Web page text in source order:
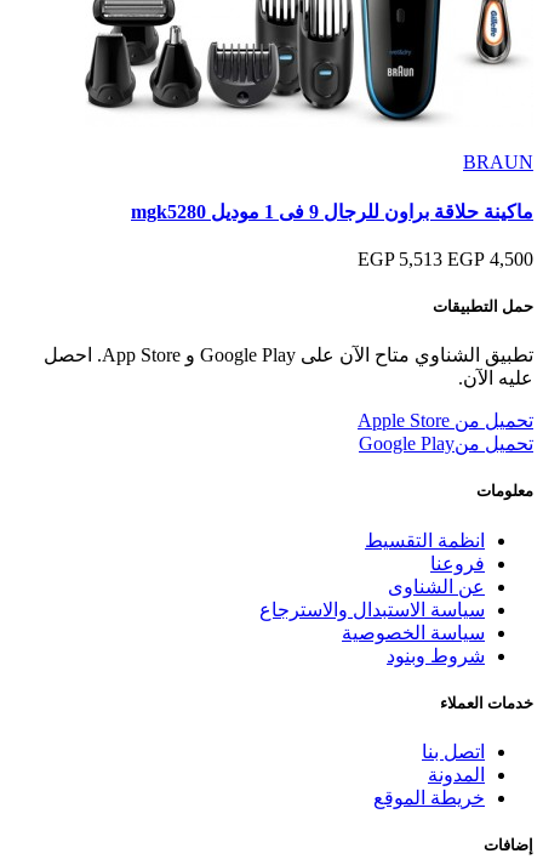
BRAUN
ماكينة حلاقة براون للرجال 9 فى 1 موديل mgk5280
4,500 EGP
5,513 EGP
حمل التطبيقات
تطبيق الشناوي متاح الآن على Google Play و App Store. احصل
عليه الآن.
تحميل من Apple Store
تحميل منGoogle Play
معلومات
انظمة التقسيط
فروعنا
عن الشناوى
سياسة الاستبدال والاسترجاع
سياسة الخصوصية
شروط وبنود
خدمات العملاء
اتصل بنا
المدونة
خريطة الموقع
إضافات